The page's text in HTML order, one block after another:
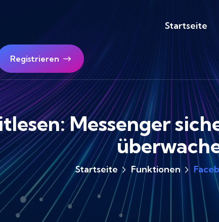
Startseite
Registrieren
Messenger
Startseite Funktionen